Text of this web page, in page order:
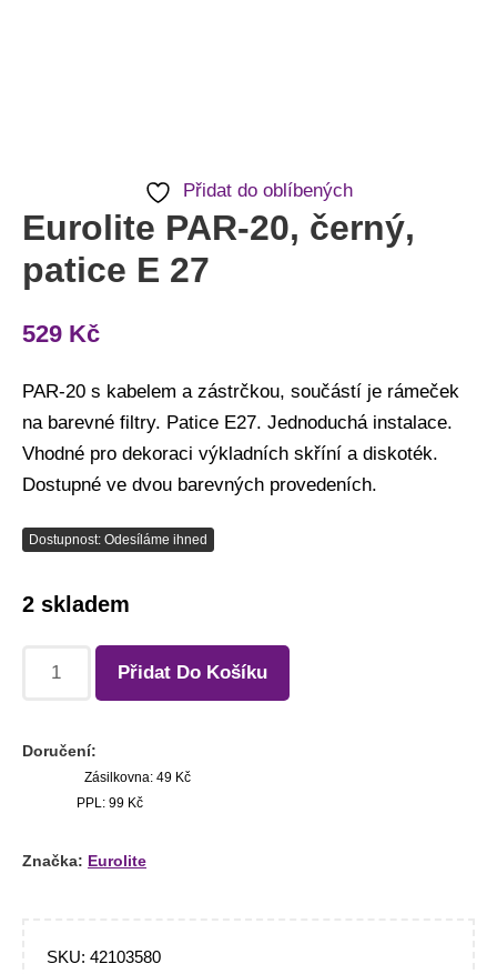
Přidat do oblíbených
Eurolite PAR-20, černý,
patice E 27
529 Kč
PAR-20 s kabelem a zástrčkou, součástí je rámeček
na barevné filtry. Patice E27. Jednoduchá instalace.
Vhodné pro dekoraci výkladních skříní a diskoték.
Dostupné ve dvou barevných provedeních.
Dostupnost: Odesíláme ihned
2 skladem
Přidat Do Košíku
Doručení:
Zásilkovna: 49 Kč
PPL: 99 Kč
Značka: Eurolite
SKU: 42103580